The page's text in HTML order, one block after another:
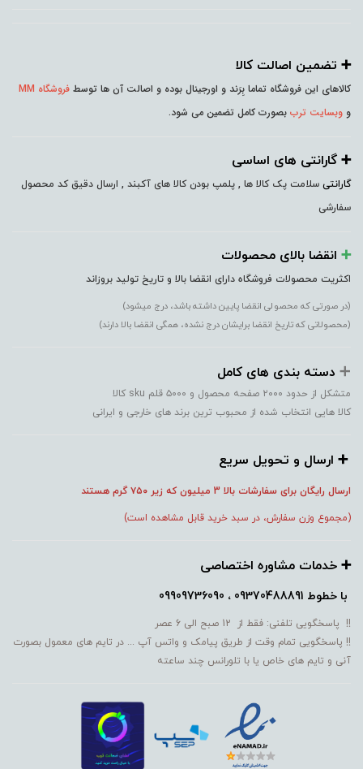
➕️ تضمین اصالت کالا
کالاهای این فروشگاه تماما بِرَند و اورجینال بوده و اصالت آن ها توسط فروشگاه MM
و وبسایت ترب بصورت کامل تضمین می شود.
➕️ گارانتی های اساسی
گارانتی سلامت پک کالا ها , پلمپ بودن کالا های آکبند , ارسال دقیق کد محصول
سفارشی
➕️ انقضا بالای محصولات
اکثریت محصولات فروشگاه دارای انقضا بالا و تاریخ تولید بروزاند
(در صورتی که محصولی انقضا پایین داشته باشد، درج میشود)
(محصولاتی که تاریخ انقضا برایشان درج نشده، همگی انقضا بالا دارند)
➕️ دسته بندی های کامل
متشکل از حدود ۲۰۰۰ صفحه محصول و ۵۰۰۰ قلم sku کالا
کالا هایی انتخاب شده از محبوب ترین برند های خارجی و ایرانی
➕️ ارسال و تحویل سریع
ارسال رایگان برای سفارشات بالا 3 میلیون که زیر ۷۵۰ گرم هستند
(مجموع وزن سفارش، در سبد خرید قابل مشاهده است)
➕️ خدمات مشاوره اختصاصی
با خطوط 09370488891 ، 09909736090
!! پاسخگویی تلفنی: فقط از 12 صبح الی 6 عصر
!! پاسخگویی تمام وقت از طریق پیامک و واتس آپ ... در تایم های معمول بصورت
آنی و تایم های خاص یا با تلورانس چند ساعته